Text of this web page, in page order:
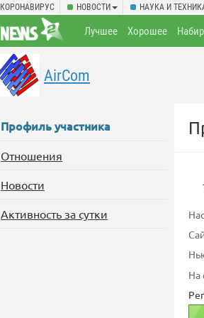
КОРОНАВИРУС НОВОСТИ НАУКА И
Лучшее Хорошее
AirCom
Профиль участника
Отношения
Новости
Активность за сутки
На